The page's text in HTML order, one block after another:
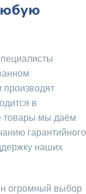
производят
в
товары мы даём
гарантийного
наших
огромный выбор